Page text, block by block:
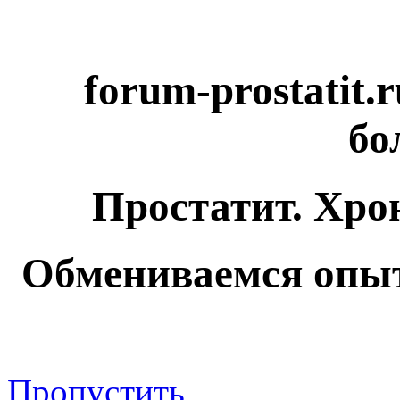
forum-
Простатит.
Обмениваемся
Пропустить